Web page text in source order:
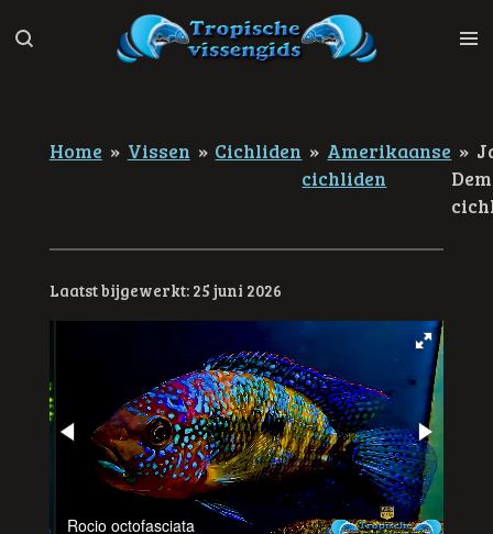
direct
Home » Vissen » Cichliden » Amerikaanse
cichliden
»
Laatst bijgewerkt: 25 juni 2026
Rocio octofasciata